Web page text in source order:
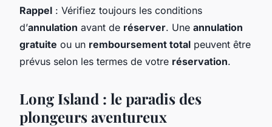
Rappel : Vérifiez toujours les conditions
d’annulation avant de réserver. Une annulation
gratuite ou un remboursement total peuvent être
prévus selon les termes de votre réservation.
Long Island : le paradis des
plongeurs aventureux